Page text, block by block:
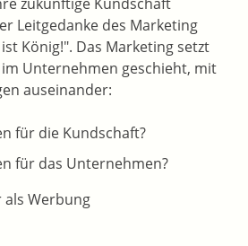
Leitgedanke des Marketing
König!". Das Marketing setzt
Unternehmen geschieht, mit
auseinander:
für die Kundschaft?
für das Unternehmen?
Werbung